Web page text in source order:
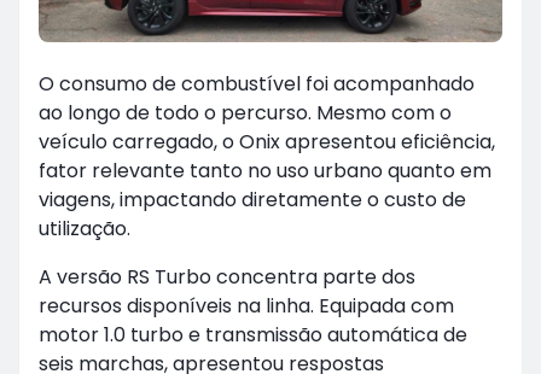
O consumo de combustível foi acompanhado
ao longo de todo o percurso. Mesmo com o
veículo carregado, o Onix apresentou eficiência,
fator relevante tanto no uso urbano quanto em
viagens, impactando diretamente o custo de
utilização.
A versão RS Turbo concentra parte dos
recursos disponíveis na linha. Equipada com
motor 1.0 turbo e transmissão automática de
seis marchas, apresentou respostas